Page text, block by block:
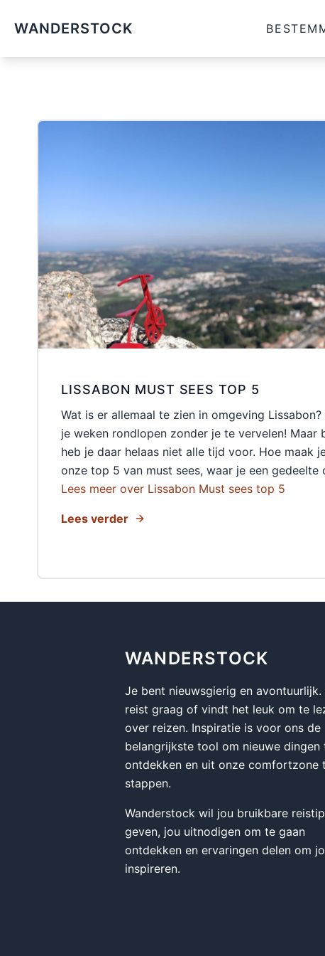
WANDERSTOCK
LISSABON MUST SEES TOP 5
Wat is er allemaal te zien in omgeving
je weken rondlopen zonder je te vervelen! Maar
heb je daar helaas niet alle tijd voor. Hoe maak
onze top 5 van must sees, waar je een
Lees meer over Lissabon Must sees top 5
Lees verder
WANDERSTOCK
Je bent nieuwsgierig en avontuurlijk.
reist graag of vindt het leuk om te
over reizen. Inspiratie is voor ons de
belangrijkste tool om nieuwe dingen
ontdekken en uit onze comfortzone
stappen.
Wanderstock wil jou bruikbare
geven, jou uitnodigen om te gaan
ontdekken en ervaringen delen om
inspireren.